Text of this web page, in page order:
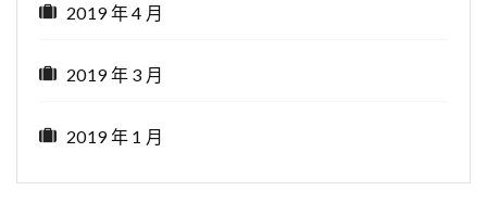
2019 年 4 月
2019 年 3 月
2019 年 1 月